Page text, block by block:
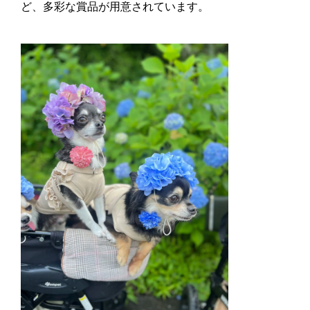
ど、多彩な賞品が用意されています。